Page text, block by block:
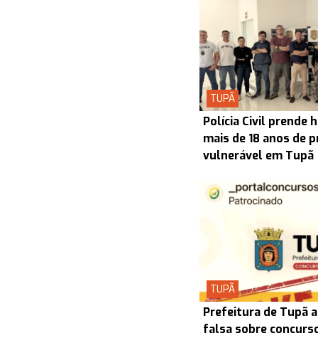
TUPÃ
Polícia Civil prende
mais de 18 anos de
vulnerável em Tupã
TUPÃ
Prefeitura de Tupã
falsa sobre